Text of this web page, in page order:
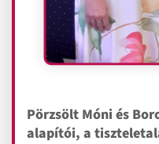
Pörzsölt Móni és
alapítói, a